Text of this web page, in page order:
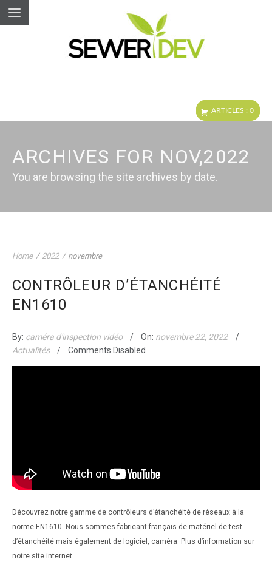
ARCHIVES FOR NOV,2022
You are browsing the site archives by date.
Home / 2022 / novembre
CONTRÔLEUR D’ÉTANCHÉITÉ
EN1610
By: caméra d'inspection vidéo On: novembre 22, 2022
Actualités
Comments Disabled
Découvrez notre gamme de contrôleurs d’étanchéité de réseaux à la
norme EN1610. Nous sommes fabricant français de matériel de test
d’étanchéité mais également de logiciel, caméra. Plus d’information sur
notre site internet.